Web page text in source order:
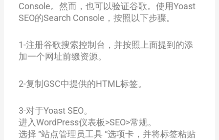
Console。然而，也可以验证谷歌。使用Yoast
SEO的Search Console，按照以下步骤。
1-注册谷歌搜索控制台，并按照上面提到的添
加一个网址前缀资源。
2-复制GSC中提供的HTML标签。
3-对于Yoast SEO。
进入WordPress仪表板>SEO>常规。
选择 “站点管理员工具 “选项卡，并将标签粘贴